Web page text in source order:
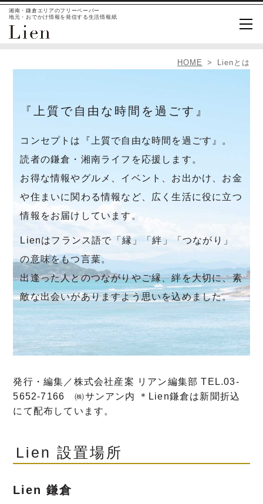
湘南・鎌倉エリアのフリーペーパー
地元・おでかけ情報を発信する生活情報紙
HOME Lienとは
『上質で自由な時間を過ごす』
コンセプトは『上質で自由な時間を過ごす』。
読者の鎌倉・湘南ライフを応援します。
お得な情報やグルメ、イベント、お出かけ、お金
や住まいに関わる情報など、広く生活に役に立つ
情報をお届けしています。
Lienはフランス語で「縁」「絆」「つながり」
の意味をもつ言葉。
出逢った人とのつながりやご縁、絆を大切に、素
敵な出会いがありますよう思いを込めました。
発行・編集／株式会社産案 リアン編集部 TEL.03-
5652-7166 ㈱サンアン内 ＊Lien鎌倉は新聞折込
にて配布しています。
Lien 設置場所
Lien 鎌倉